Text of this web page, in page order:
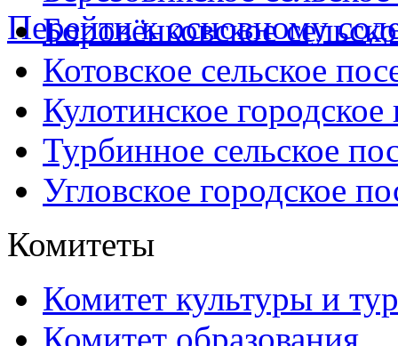
Перейти к основному
Боровёнковское
Котовское сельское
Кулотинское городское
Турбинное сельское
Угловское городское
Комитеты
Комитет культуры и